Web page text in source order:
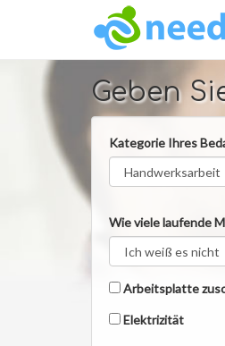
Geben
Kategorie Ihres
Wie viele laufende
Arbeitsplatte
Elektrizität